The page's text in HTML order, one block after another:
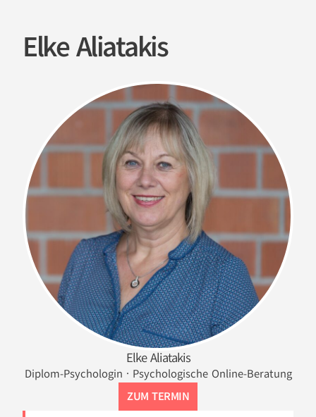
Elke Aliatakis
Elke Aliatakis
Diplom-Psychologin · Psychologische Online-Beratung
ZUM TERMIN